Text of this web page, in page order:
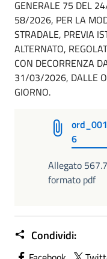
GENERALE 75 DEL
58/2026, PER LA
STRADALE, PREVIA
ALTERNATO,
CON DECORRENZA
31/03/2026, DALLE
GIORNO.
6
Allegato
formato pdf
Condividi: